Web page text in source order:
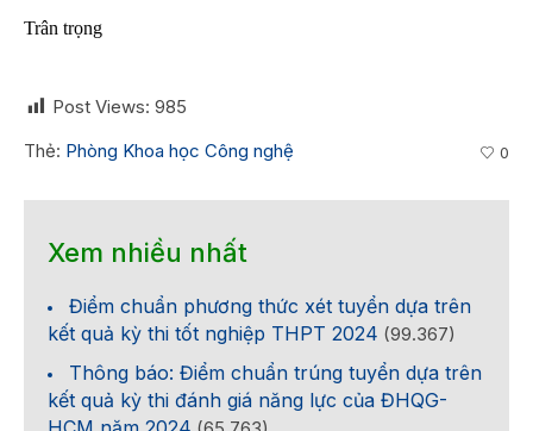
Trân trọng
Post Views: 985
Thẻ: Phòng Khoa học Công nghệ 0
Xem nhiều nhất
Điểm chuẩn phương thức xét tuyển dựa trên
kết quả kỳ thi tốt nghiệp THPT 2024 (99.367)
Thông báo: Điểm chuẩn trúng tuyển dựa trên
kết quả kỳ thi đánh giá năng lực của ĐHQG-